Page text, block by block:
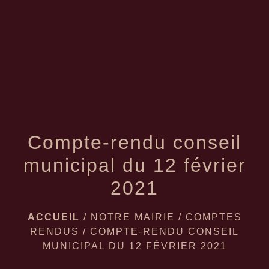
Compte-rendu conseil
municipal du 12 février
2021
ACCUEIL / NOTRE MAIRIE / COMPTES
RENDUS / COMPTE-RENDU CONSEIL
MUNICIPAL DU 12 FÉVRIER 2021